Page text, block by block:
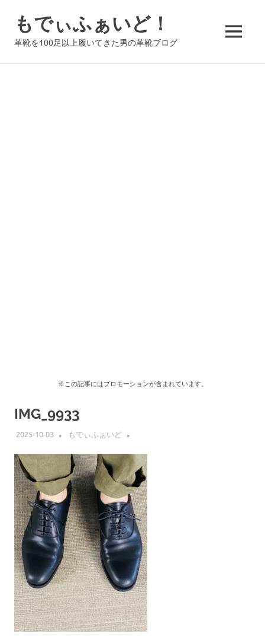
ツ
もでぃふぁいど！
革靴を100足以上履いてきた男の革靴ブログ MENU
※この記事にはプロモーションが含まれています。
IMG_9933
2025-10-03 もでぃふぁいど